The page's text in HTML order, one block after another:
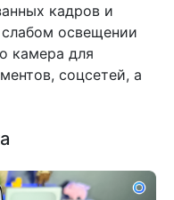
кадров и
освещении
камера для
соцсетей, а